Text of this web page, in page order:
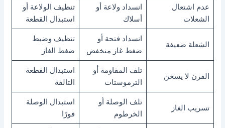
عدم اشتعال
الشعلات
انسداد ولاعة أو
أسلاك
تنظيف الولاعة أو
استبدال القطعة
الشعلة ضعيفة
انسداد فتحة أو
ضغط غاز منخفض
تنظيف وضبط
ضغط الغاز
الفرن لا يسخن
تلف المقاومة أو
الترموستات
استبدال القطعة
التالفة
تسريب الغاز
تلف الوصلة أو
الخرطوم
استبدال الوصلة
فورًا